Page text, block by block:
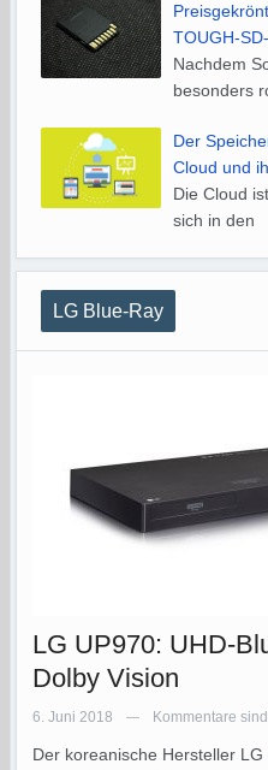
TOUGH-
Nachdem
besonders
Der
Cloud und
Die Cloud
sich in den
LG Blue-Ray
LG UP970: UHD-
Dolby Vision
6. Juni 2018 — Kommentare
Der koreanische Hersteller